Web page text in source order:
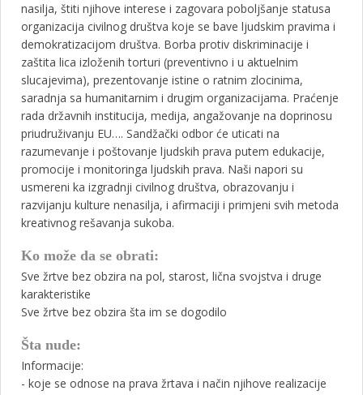
nasilja, štiti njihove interese i zagovara poboljšanje statusa
organizacija civilnog društva koje se bave ljudskim pravima i
demokratizacijom društva. Borba protiv diskriminacije i
zaštita lica izloženih torturi (preventivno i u aktuelnim
slucajevima), prezentovanje istine o ratnim zlocinima,
saradnja sa humanitarnim i drugim organizacijama. Praćenje
rada državnih institucija, medija, angažovanje na doprinosu
priudruživanju EU…. Sandžački odbor će uticati na
razumevanje i poštovanje ljudskih prava putem edukacije,
promocije i monitoringa ljudskih prava. Naši napori su
usmereni ka izgradnji civilnog društva, obrazovanju i
razvijanju kulture nenasilja, i afirmaciji i primjeni svih metoda
kreativnog rešavanja sukoba.
Ko može da se obrati:
Sve žrtve bez obzira na pol, starost, lična svojstva i druge
karakteristike
Sve žrtve bez obzira šta im se dogodilo
Šta nude:
Informacije:
- koje se odnose na prava žrtava i način njihove realizacije